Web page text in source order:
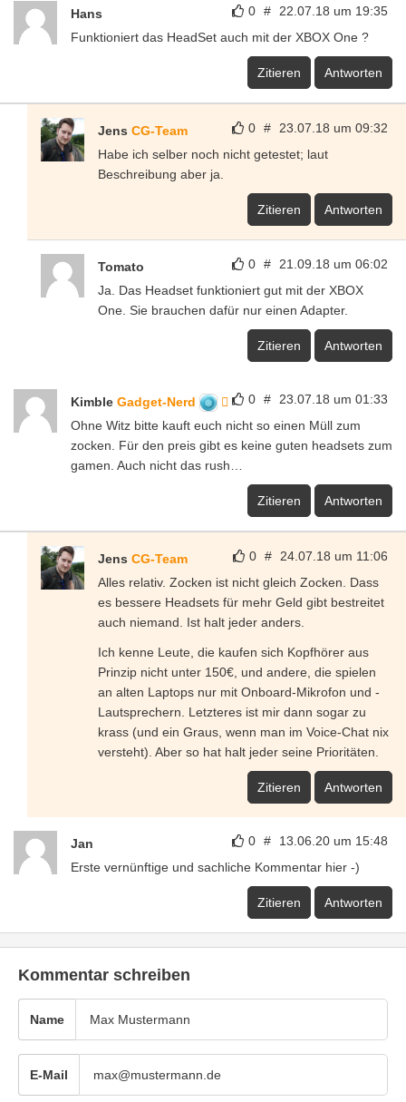
0 # 22.07.18 um 19:35
Hans
Funktioniert das HeadSet auch mit der XBOX One ?
Zitieren Antworten
0 # 23.07.18 um 09:32
Jens CG-Team
Habe ich selber noch nicht getestet; laut
Beschreibung aber ja.
Zitieren Antworten
0 # 21.09.18 um 06:02
Tomato
Ja. Das Headset funktioniert gut mit der XBOX
One. Sie brauchen dafür nur einen Adapter.
Zitieren Antworten
0 # 23.07.18 um 01:33
Kimble Gadget-Nerd
Ohne Witz bitte kauft euch nicht so einen Müll zum
zocken. Für den preis gibt es keine guten headsets zum
gamen. Auch nicht das rush…
Zitieren Antworten
0 # 24.07.18 um 11:06
Jens CG-Team
Alles relativ. Zocken ist nicht gleich Zocken. Dass
es bessere Headsets für mehr Geld gibt bestreitet
auch niemand. Ist halt jeder anders.
Ich kenne Leute, die kaufen sich Kopfhörer aus
Prinzip nicht unter 150€, und andere, die spielen
an alten Laptops nur mit Onboard-Mikrofon und -
Lautsprechern. Letzteres ist mir dann sogar zu
krass (und ein Graus, wenn man im Voice-Chat nix
versteht). Aber so hat halt jeder seine Prioritäten.
Zitieren Antworten
0 # 13.06.20 um 15:48
Jan
Erste vernünftige und sachliche Kommentar hier -)
Zitieren Antworten
Kommentar schreiben
Name
E-Mail